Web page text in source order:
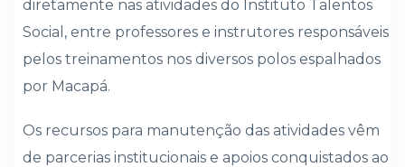
diretamente nas atividades do Instituto Talentos
Social, entre professores e instrutores responsáveis
pelos treinamentos nos diversos polos espalhados
por Macapá.
Os recursos para manutenção das atividades vêm
de parcerias institucionais e apoios conquistados ao